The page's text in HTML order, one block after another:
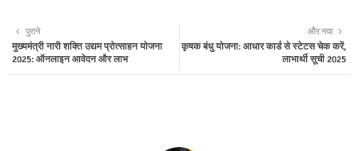
ter tsap
और नया
कृषक बंधु योजना: आधार कार्ड से स्टेटस चेक करें,
लाभार्थी सूची 2025
पुराने
मुख्यमंत्री नारी शक्ति उद्यम प्रोत्साहन योजना
2025: ऑनलाइन आवेदन और लाभ